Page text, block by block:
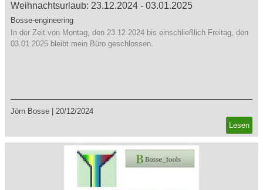
Weihnachtsurlaub: 23.12.2024 - 03.01.2025
Bosse-engineering
In der Zeit von Montag, den 23.12.2024 bis einschließlich Freitag, den
03.01.2025 bleibt mein Büro geschlossen.
Jörn Bosse
20/12/2024
Lesen